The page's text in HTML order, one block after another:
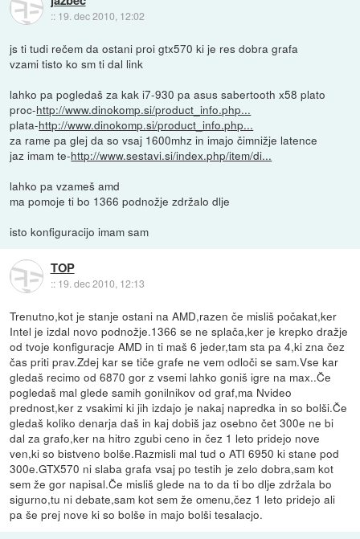
:: 19. dec 2010, 12:02
js ti tudi rečem da ostani proi gtx570 ki je res dobra grafa
vzami tisto ko sm ti dal link
lahko pa pogledaš za kak i7-930 pa asus sabertooth x58 plato
proc-http://www.dinokomp.si/product_info.php...
plata-http://www.dinokomp.si/product_info.php...
za rame pa glej da so vsaj 1600mhz in imajo čimnižje latence
jaz imam te-http://www.sestavi.si/index.php/item/di...
lahko pa vzameš amd
ma pomoje ti bo 1366 podnožje zdržalo dlje
isto konfiguracijo imam sam
TOP
:: 19. dec 2010, 12:13
Trenutno,kot je stanje ostani na AMD,razen če misliš počakat,ker
Intel je izdal novo podnožje.1366 se ne splača,ker je krepko dražje
od tvoje konfiguracje AMD in ti maš 6 jeder,tam sta pa 4,ki zna čez
čas priti prav.Zdej kar se tiče grafe ne vem odloči se sam.Vse kar
gledaš recimo od 6870 gor z vsemi lahko goniš igre na max..Če
pogledaš mal glede samih gonilnikov od graf,ma Nvideo
prednost,ker z vsakimi ki jih izdajo je nakaj napredka in so bolši.Če
gledaš koliko denarja daš in kaj dobiš jaz osebno čet 300e ne bi
dal za grafo,ker na hitro zgubi ceno in čez 1 leto pridejo nove
ven,ki so bistveno bolše.Razmisli mal tud o ATI 6950 ki stane pod
300e.GTX570 ni slaba grafa vsaj po testih je zelo dobra,sam kot
sem že gor napisal.Če misliš glede na to da ti bo dlje zdržala bo
sigurno,tu ni debate,sam kot sem že omenu,čez 1 leto pridejo ali
pa še prej nove ki so bolše in majo bolši tesalacjo.